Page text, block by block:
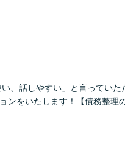
、話しやすい」と言っていた
ンをいたします！【債務整理